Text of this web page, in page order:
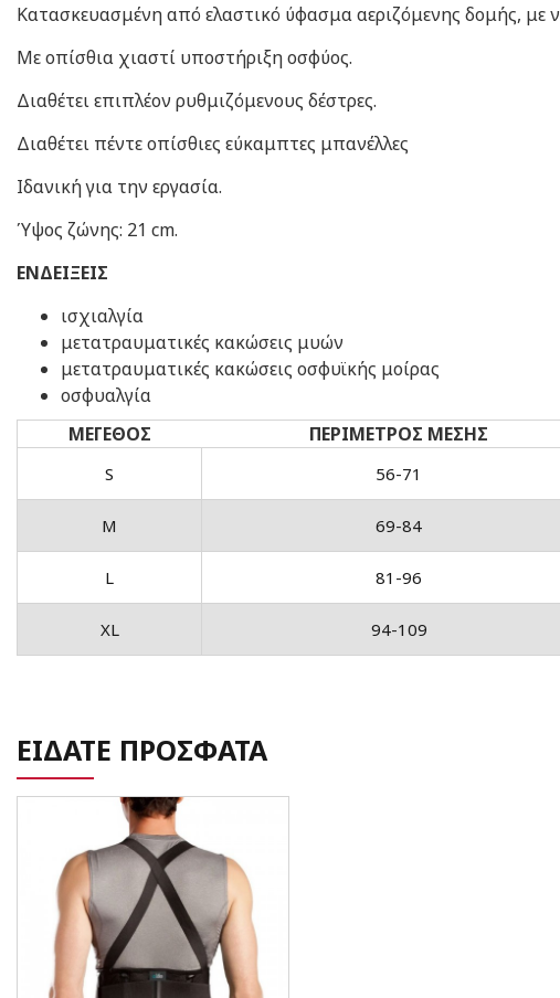
Kατασκευασμένη από ελαστικό ύφασμα αεριζόμενης δομής, με
Με οπίσθια χιαστί υποστήριξη οσφύος.
Διαθέτει επιπλέον ρυθμιζόμενους δέστρες.
Διαθέτει πέντε οπίσθιες εύκαμπτες μπανέλλες
Ιδανική για την εργασία.
Ύψος ζώνης: 21 cm.
ΕΝΔΕΙΞΕΙΣ
ισχιαλγία
μετατραυματικές κακώσεις μυών
μετατραυματικές κακώσεις οσφυϊκής μοίρας
οσφυαλγία
ΜΕΓΕΘΟΣ
ΠΕΡΙΜΕΤΡΟΣ ΜΕΣΗΣ
S 56-71
M 69-84
L 81-96
XL 94-109
ΕΙΔΑΤΕ ΠΡΟΣΦΑΤΑ